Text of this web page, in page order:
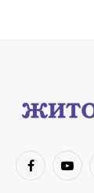
Facebook